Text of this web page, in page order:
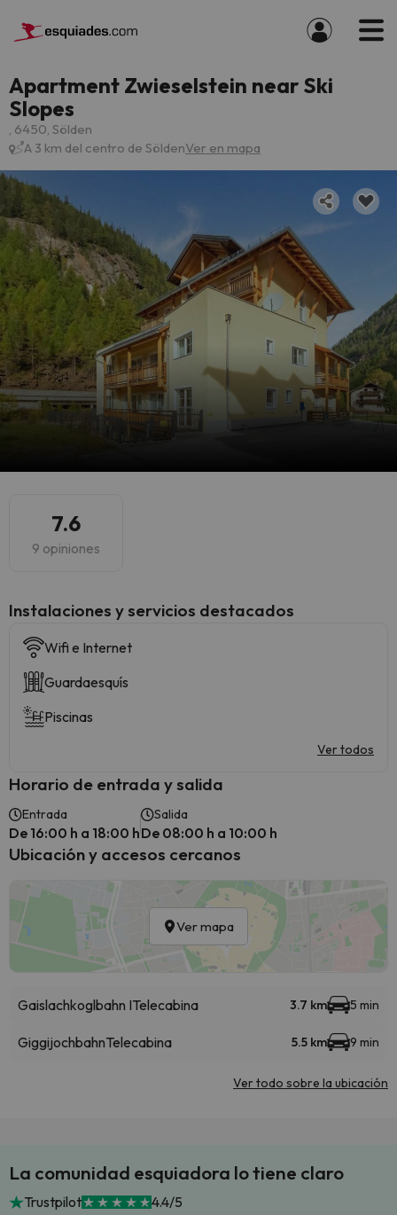
Apartment Zwieselstein near Ski
Slopes
, 6450, Sölden
A 3 km del centro de SöldenVer en mapa
7.6
9 opiniones
Instalaciones y servicios destacados
Wifi e Internet
Guardaesquís
Piscinas
Ver todos
Horario de entrada y salida
Entrada
De 16:00 h a 18:00 h
Salida
De 08:00 h a 10:00 h
Ubicación y accesos cercanos
Ver mapa
Gaislachkoglbahn ITelecabina 3.7 km 5 min
GiggijochbahnTelecabina 5.5 km 9 min
Ver todo sobre la ubicación
La comunidad esquiadora lo tiene claro
Trustpilot 4.4/5